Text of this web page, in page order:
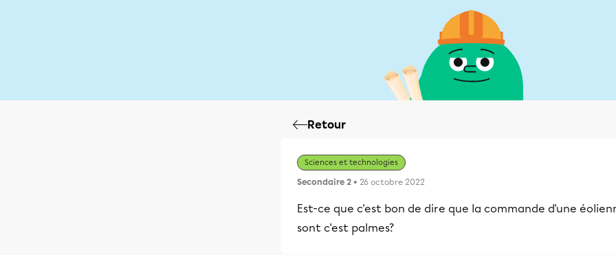
Retour
Sciences et technologies
Secondaire 2 • 26 octobre 2022
Est-ce que c'est bon de dire que la commande d'une
sont c'est palmes?